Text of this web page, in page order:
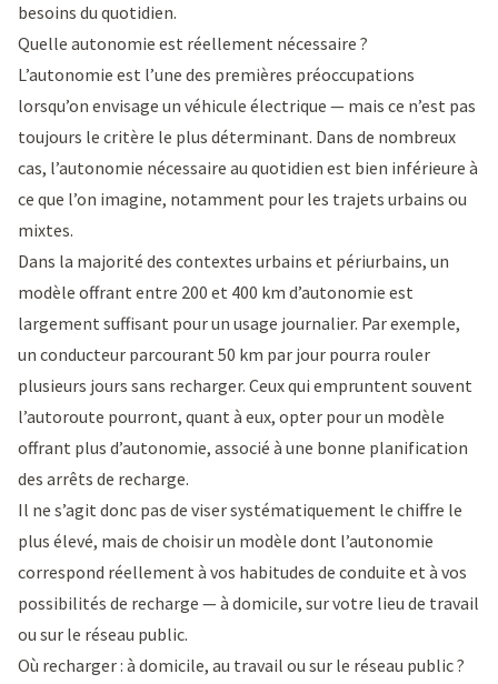
besoins du quotidien.
Quelle autonomie est réellement nécessaire ?
L’autonomie est l’une des premières préoccupations
lorsqu’on envisage un véhicule électrique — mais ce n’est pas
toujours le critère le plus déterminant. Dans de nombreux
cas, l’autonomie nécessaire au quotidien est bien inférieure à
ce que l’on imagine, notamment pour les trajets urbains ou
mixtes.
Dans la majorité des contextes urbains et périurbains, un
modèle offrant entre 200 et 400 km d’autonomie est
largement suffisant pour un usage journalier. Par exemple,
un conducteur parcourant 50 km par jour pourra rouler
plusieurs jours sans recharger. Ceux qui empruntent souvent
l’autoroute pourront, quant à eux, opter pour un modèle
offrant plus d’autonomie, associé à une bonne planification
des arrêts de recharge.
Il ne s’agit donc pas de viser systématiquement le chiffre le
plus élevé, mais de choisir un modèle dont l’autonomie
correspond réellement à vos habitudes de conduite et à vos
possibilités de recharge — à domicile, sur votre lieu de travail
ou sur le réseau public.
Où recharger : à domicile, au travail ou sur le réseau public ?